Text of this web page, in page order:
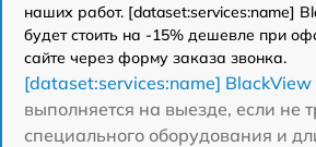
наших работ. [dataset:services:name]
будет стоить на -15% дешевле при
сайте через форму заказа звонка.
[dataset:services:name]
выполняется на выезде, если не
специального оборудования и